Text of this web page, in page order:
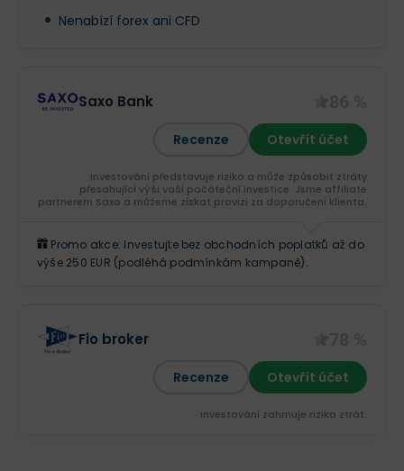
Nenabízí forex ani CFD
Saxo Bank
Recenze Otevřít účet
Investování představuje riziko a může způsobit ztráty
přesahující výši vaší počáteční investice. Jsme affiliate
partnerem Saxo a můžeme získat provizi za doporučení klienta.
Promo akce: Investujte bez obchodních poplatků až do
výše 250 EUR (podléhá podmínkám kampaně).
Fio broker
Recenze Otevřít účet
Investování zahrnuje rizika ztrát.‎